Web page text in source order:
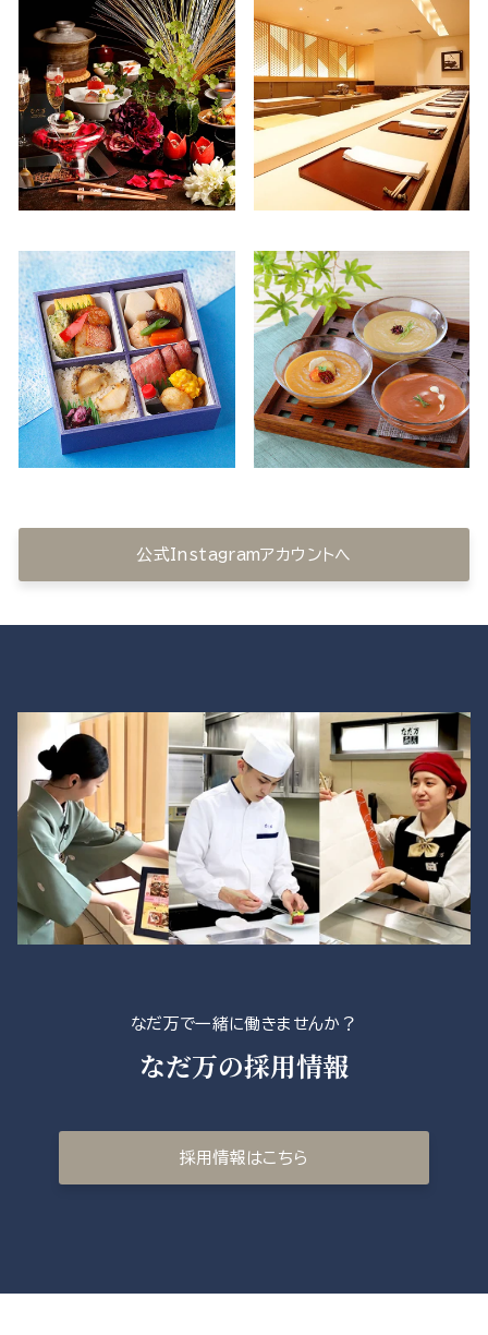
公式Instagramアカウントへ
なだ万で一緒に働きませんか？
なだ万の採用情報
採用情報はこちら